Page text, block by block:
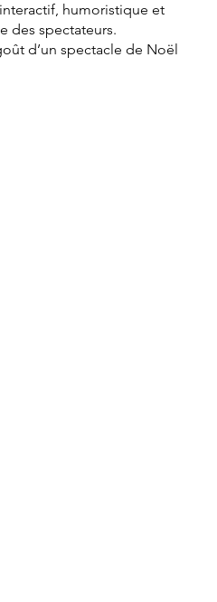
humoristique et
des spectateurs.
d’un spectacle de Noël